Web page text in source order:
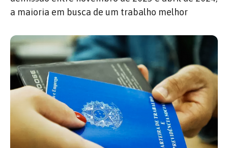
a maioria em busca de um trabalho melhor